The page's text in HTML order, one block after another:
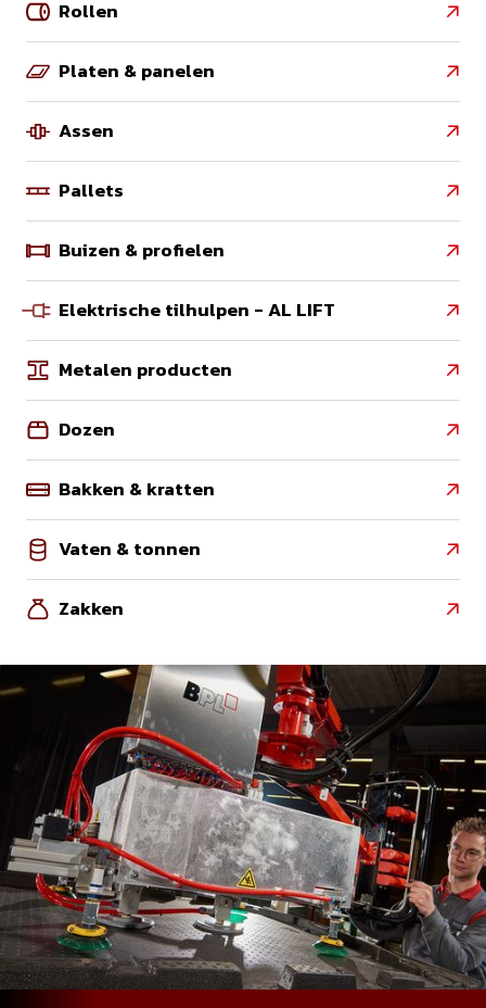
Rollen 
Platen & panelen 
Assen 
Pallets 
Buizen & profielen 
Elektrische tilhulpen - AL LIFT 
Metalen producten 
Dozen 
Bakken & kratten 
Vaten & tonnen 
Zakken 